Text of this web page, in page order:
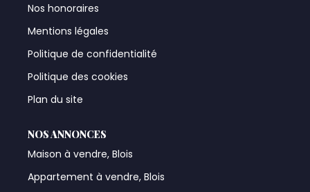
Nos honoraires
Mentions légales
Politique de confidentialité
Politique des cookies
Plan du site
NOS ANNONCES
Maison à vendre, Blois
Appartement à vendre, Blois